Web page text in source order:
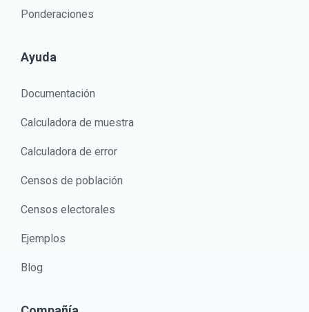
Ponderaciones
Ayuda
Documentación
Calculadora de muestra
Calculadora de error
Censos de población
Censos electorales
Ejemplos
Blog